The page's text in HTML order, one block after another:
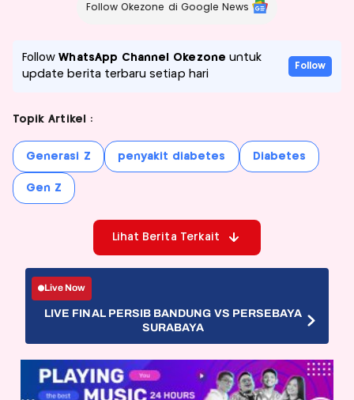
Follow Okezone di Google News
FollowWhatsApp Channel Okezone untuk
update berita terbaru setiap hari
Follow
Topik Artikel :
Generasi Z penyakit diabetes Diabetes
Gen Z
Lihat Berita Terkait
Live Now
LIVE FINAL PERSIB BANDUNG VS PERSEBAYA
SURABAYA